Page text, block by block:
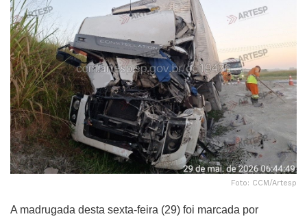
Foto: CCM/Artesp
A madrugada desta sexta-feira (29) foi marcada por